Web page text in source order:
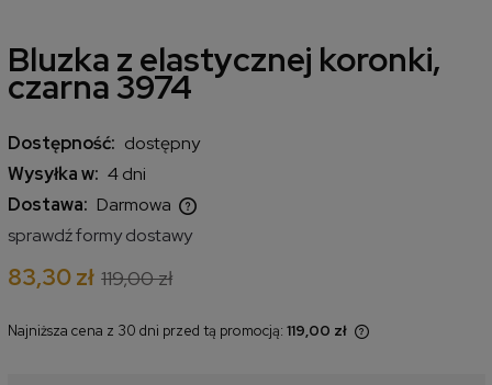
Bluzka z elastycznej koronki,
czarna 3974
Dostępność: dostępny
Wysyłka w: 4 dni
Dostawa: Darmowa
Cena nie zawiera ewentualnych kosztów płatności
sprawdź formy dostawy
83,30 zł 119,00 zł
Najniższa cena z 30 dni przed tą promocją: 119,00 zł